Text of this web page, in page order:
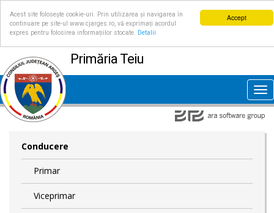
Accept
Acest site folosește cookie-uri. Prin utilizarea și navigarea în
continuare pe site-ul www.cjarges.ro, vă exprimați acordul
expres pentru folosirea informațiilor stocate.
Detalii
Primăria Teiu
Conducere
Primar
Viceprimar